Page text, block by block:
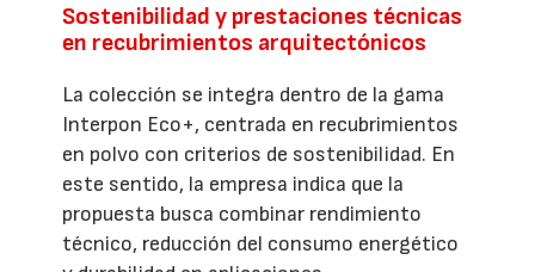
Sostenibilidad y prestaciones técnicas
en recubrimientos arquitectónicos
La colección se integra dentro de la gama
Interpon Eco+, centrada en recubrimientos
en polvo con criterios de sostenibilidad. En
este sentido, la empresa indica que la
propuesta busca combinar rendimiento
técnico, reducción del consumo energético